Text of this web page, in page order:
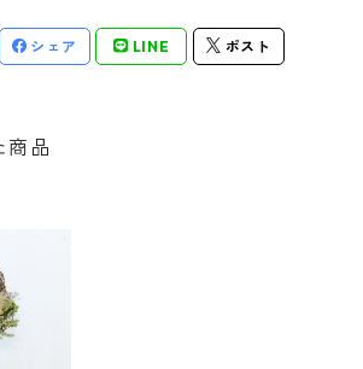
シェア LINE ポスト
商品